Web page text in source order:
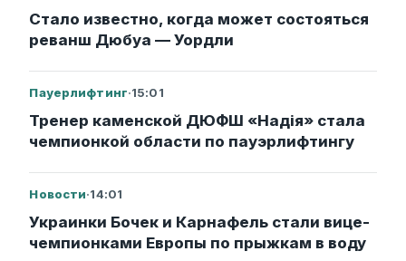
Стало известно, когда может состояться
реванш Дюбуа — Уордли
Пауерлифтинг·15:01
Тренер каменской ДЮФШ «Надія» стала
чемпионкой области по пауэрлифтингу
Новости·14:01
Украинки Бочек и Карнафель стали вице-
чемпионками Европы по прыжкам в воду